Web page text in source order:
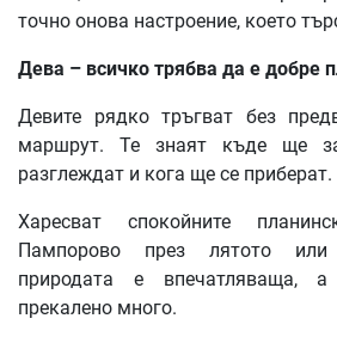
точно онова настроение, което
Дева – всичко трябва да е добре
Девите рядко тръгват без
маршрут. Те знаят къде ще
разглеждат и кога ще се приберат.
Харесват спокойните
Пампорово през лятото или
природата е впечатляваща,
прекалено много.